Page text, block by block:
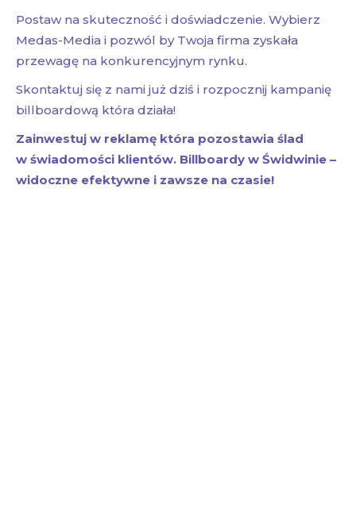
Postaw na skuteczność i doświadczenie. Wybierz
Medas-Media i pozwól by Twoja firma zyskała
przewagę na konkurencyjnym rynku.
Skontaktuj się z nami już dziś i rozpocznij kampanię
billboardową która działa!
Zainwestuj w reklamę która pozostawia ślad
w świadomości klientów. Billboardy w Świdwinie –
widoczne efektywne i zawsze na czasie!